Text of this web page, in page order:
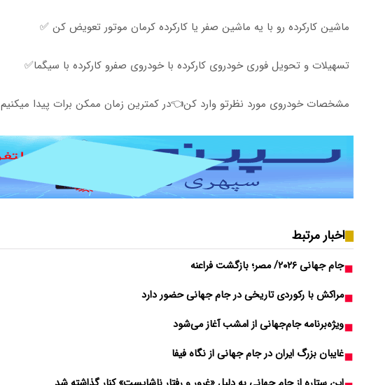
ماشین کارکرده رو با یه ماشین صفر یا کارکرده کرمان موتور تعویض کن ✅
تسهیلات و تحویل فوری خودروی کارکرده با خودروی صفرو کارکرده با سیگما✅
مشخصات خودروی مورد نظرتو وارد کن👈در کمترین زمان ممکن برات پیدا میکنیم
اخبار مرتبط
جام جهانی ۲۰۲۶/ مصر؛ بازگشت فراعنه
مراکش با رکوردی تاریخی در جام جهانی حضور دارد
ویژه‌برنامه جام‌جهانی از امشب آغاز می‌شود
غایبان بزرگ ایران در جام جهانی از نگاه فیفا